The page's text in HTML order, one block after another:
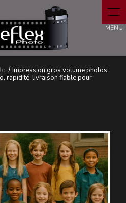
Impression gros volume photos
rapidité, livraison fiable pour